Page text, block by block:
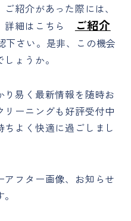
紹介があった際には、
詳細はこちら
ご紹介
下さい。是非、この機会
ょうか。
易く最新情報を随時お
ーニングも好評受付中
よく快適に過ごしまし
フター画像、お知らせ